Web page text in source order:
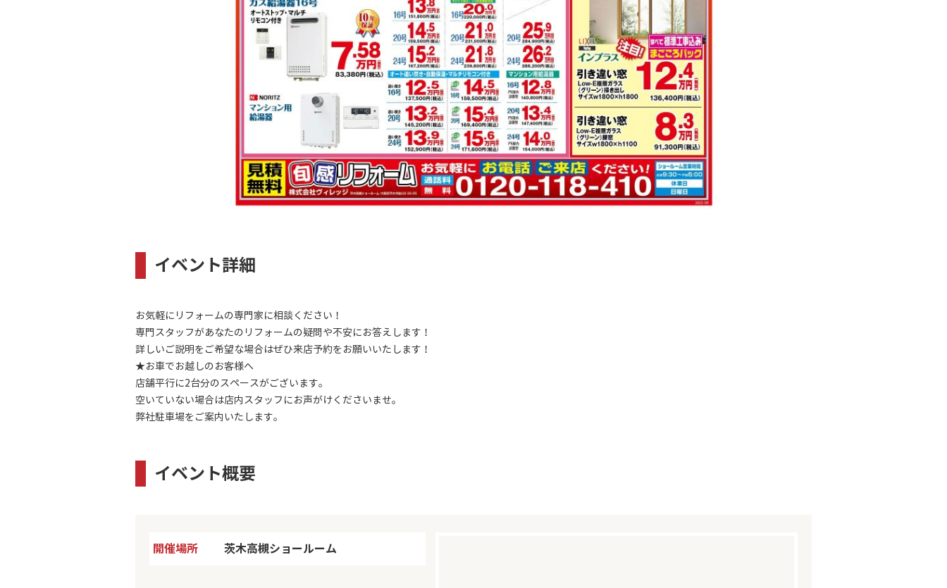
イベント詳細
お気軽にリフォームの専門家に相談ください！
専門スタッフがあなたのリフォームの疑問や不安にお答えします！
詳しいご説明をご希望な場合はぜひ来店予約をお願いいたします！
★お車でお越しのお客様へ
店舗平行に2台分のスペースがございます。
空いていない場合は店内スタッフにお声がけくださいませ。
弊社駐車場をご案内いたします。
イベント概要
開催場所 茨木高槻ショールーム